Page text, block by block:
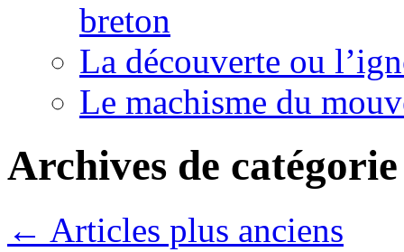
breton
La découverte ou
Le machisme du
Archives de
← Articles plus anciens